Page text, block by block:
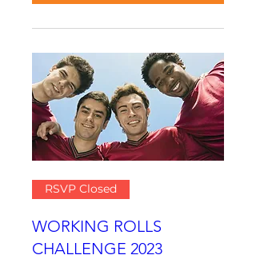
RSVP Closed
WORKING ROLLS
CHALLENGE 2023